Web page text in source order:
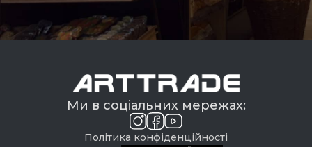
Ми в соціальних мережах:
Політика конфіденційності